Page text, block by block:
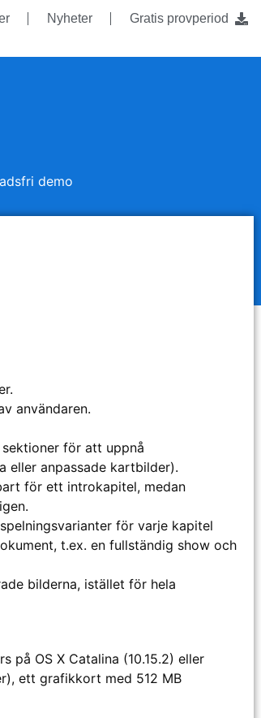
Nyheter Gratis provperiod
demo
användaren.
för att uppnå
eller anpassade kartbilder).
för ett introkapitel, medan
för varje kapitel
t.ex. en fullständig show och
bilderna, istället för hela
på OS X Catalina (10.15.2) eller
ett grafikkort med 512 MB